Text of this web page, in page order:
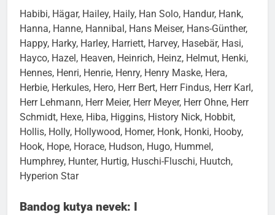
Habibi, Hägar, Hailey, Haily, Han Solo, Handur, Hank,
Hanna, Hanne, Hannibal, Hans Meiser, Hans-Günther,
Happy, Harky, Harley, Harriett, Harvey, Hasebär, Hasi,
Hayco, Hazel, Heaven, Heinrich, Heinz, Helmut, Henki,
Hennes, Henri, Henrie, Henry, Henry Maske, Hera,
Herbie, Herkules, Hero, Herr Bert, Herr Findus, Herr Karl,
Herr Lehmann, Herr Meier, Herr Meyer, Herr Ohne, Herr
Schmidt, Hexe, Hiba, Higgins, History Nick, Hobbit,
Hollis, Holly, Hollywood, Homer, Honk, Honki, Hooby,
Hook, Hope, Horace, Hudson, Hugo, Hummel,
Humphrey, Hunter, Hurtig, Huschi-Fluschi, Huutch,
Hyperion Star
Bandog kutya nevek: I